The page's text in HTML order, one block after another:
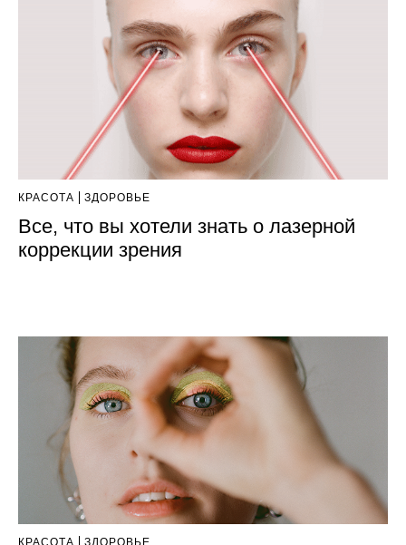
КРАСОТА ЗДОРОВЬЕ
Все, что вы хотели знать о лазерной
коррекции зрения
КРАСОТА ЗДОРОВЬЕ